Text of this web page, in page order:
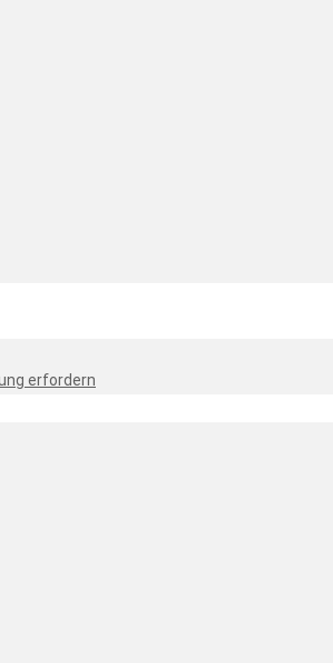
erfordern